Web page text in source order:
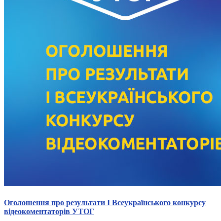
Оголошення про результати І Всеукраїнського конкурсу
відеокоментаторів УТОГ